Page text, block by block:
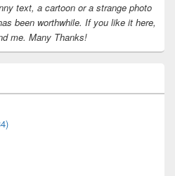
text, a cartoon or a strange photo
been worthwhile. If you like it here,
me. Many Thanks!